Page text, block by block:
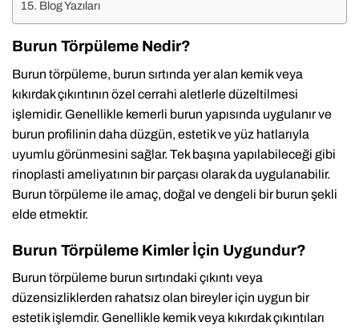
Blog Yazıları
Burun Törpüleme Nedir?
Burun törpüleme, burun sırtında yer alan kemik veya
kıkırdak çıkıntının özel cerrahi aletlerle düzeltilmesi
işlemidir. Genellikle kemerli burun yapısında uygulanır ve
burun profilinin daha düzgün, estetik ve yüz hatlarıyla
uyumlu görünmesini sağlar. Tek başına yapılabileceği gibi
rinoplasti ameliyatının bir parçası olarak da uygulanabilir.
Burun törpüleme ile amaç, doğal ve dengeli bir burun şekli
elde etmektir.
Burun Törpüleme Kimler İçin Uygundur?
Burun törpüleme burun sırtındaki çıkıntı veya
düzensizliklerden rahatsız olan bireyler için uygun bir
estetik işlemdir. Genellikle kemik veya kıkırdak çıkıntıları